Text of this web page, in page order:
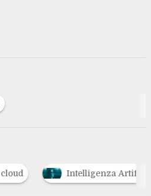
Intelligenza Artificiale